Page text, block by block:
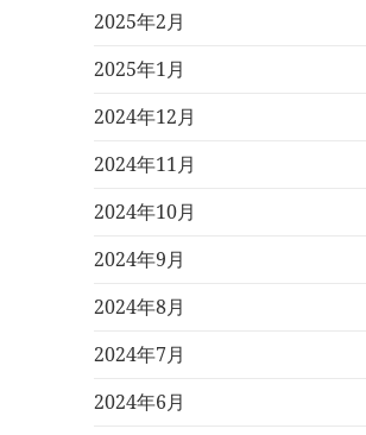
2025年2月
2025年1月
2024年12月
2024年11月
2024年10月
2024年9月
2024年8月
2024年7月
2024年6月